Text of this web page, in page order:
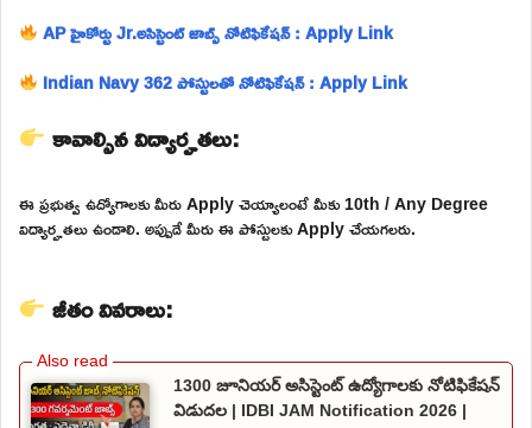
AP హైకోర్టు Jr.అసిస్టెంట్ జాబ్స్ నోటిఫికేషన్ : Apply Link
Indian Navy 362 పోస్టులతో నోటిఫికేషన్ : Apply Link
కావాల్సిన విద్యార్హతలు:
ఈ ప్రభుత్వ ఉద్యోగాలకు మీరు Apply చెయ్యాలంటే మీకు 10th / Any Degree
విద్యార్హతలు ఉండాలి. అప్పుడే మీరు ఈ పోస్టులకు Apply చేయగలరు.
జీతం వివరాలు:
1300 జూనియర్ అసిస్టెంట్ ఉద్యోగాలకు నోటిఫికేషన్
విడుదల | IDBI JAM Notification 2026 |